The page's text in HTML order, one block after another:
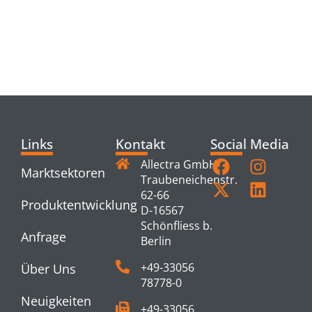
Links
Marktsektoren
Produktentwicklung
Anfrage
Über Uns
Neuigkeiten
Kontakt
Allectra GmbH
Traubeneichenstr.
62-66
D-16567
Schönfliess b.
Berlin
+49-33056
78778-0
Social Media